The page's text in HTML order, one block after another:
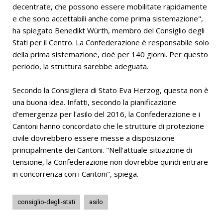
decentrate, che possono essere mobilitate rapidamente
e che sono accettabili anche come prima sistemazione",
ha spiegato Benedikt Würth, membro del Consiglio degli
Stati per il Centro. La Confederazione è responsabile solo
della prima sistemazione, cioè per 140 giorni. Per questo
periodo, la struttura sarebbe adeguata.
Secondo la Consigliera di Stato Eva Herzog, questa non è
una buona idea. Infatti, secondo la pianificazione
d'emergenza per l'asilo del 2016, la Confederazione e i
Cantoni hanno concordato che le strutture di protezione
civile dovrebbero essere messe a disposizione
principalmente dei Cantoni. "Nell'attuale situazione di
tensione, la Confederazione non dovrebbe quindi entrare
in concorrenza con i Cantoni", spiega.
consiglio-degli-stati asilo